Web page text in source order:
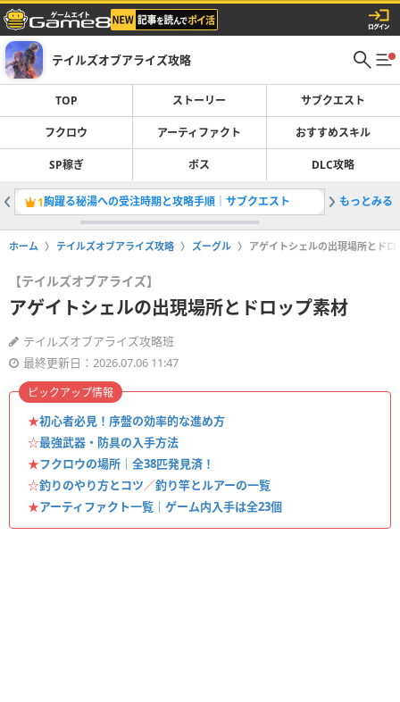
テイルズオブアライズ攻略
TOP ストーリー サブクエスト
フクロウ アーティファクト おすすめスキル
SP稼ぎ ボス DLC攻略
1胸躍る秘湯への受注時期と攻略手順｜サブクエスト 2ビヨン
もっとみる
ホーム テイルズオブアライズ攻略 ズーグル アゲイトシェルの出現場所とドロ
【テイルズオブアライズ】
アゲイトシェルの出現場所とドロップ素材
テイルズオブアライズ攻略班
最終更新日：2026.07.06 11:47
★初心者必見！序盤の効率的な進め方
☆最強武器・防具の入手方法
★フクロウの場所｜全38匹発見済！
☆釣りのやり方とコツ／釣り竿とルアーの一覧
★アーティファクト一覧｜ゲーム内入手は全23個
ピックアップ情報